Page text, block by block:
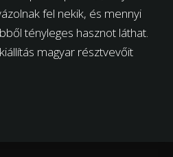
fel nekik, és mennyi
tényleges hasznot láthat.
magyar résztvevőit